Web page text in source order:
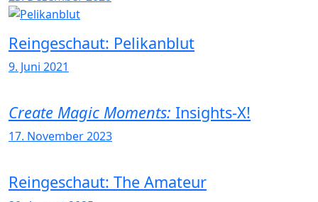
Reingeschaut: Pelikanblut
9. Juni 2021
Create Magic Moments: Insights-X!
17. November 2023
Reingeschaut: The Amateur